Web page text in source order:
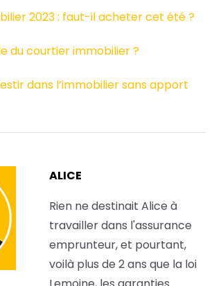
2023 : faut-il acheter cet été ?
du courtier immobilier ?
dans l’immobilier sans apport
ALICE
Rien ne destinait Alice à
travailler dans l'assurance
emprunteur, et pourtant,
voilà plus de 2 ans que la loi